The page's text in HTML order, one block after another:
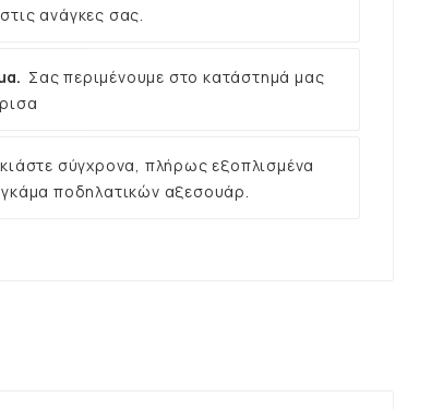
ανάγκες σας.
Σας περιμένουμε στο κατάστημά μας
σύγχρονα, πλήρως εξοπλισμένα
ποδηλατικών αξεσουάρ.